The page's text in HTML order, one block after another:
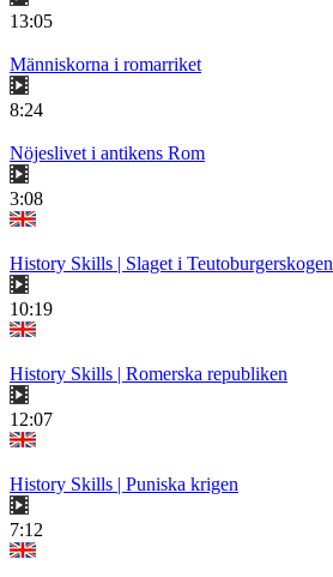
13:05
Människorna i romarriket
8:24
Nöjeslivet i antikens Rom
3:08
History Skills | Slaget i Teutoburgerskogen
10:19
History Skills | Romerska republiken
12:07
History Skills | Puniska krigen
7:12